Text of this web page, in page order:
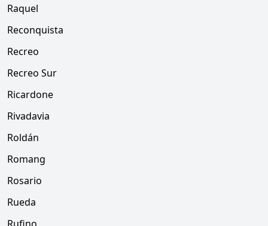
Raquel
Reconquista
Recreo
Recreo Sur
Ricardone
Rivadavia
Roldán
Romang
Rosario
Rueda